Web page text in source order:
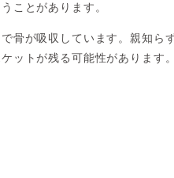
ことがあります。
骨が吸収しています。親知ら
ットが残る可能性があります。